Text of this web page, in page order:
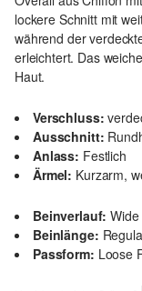
lockere Schnitt mit
während der
erleichtert. Das
Haut.
Verschluss:
Ausschnitt:
Anlass: Festlich
Ärmel: Kurzarm,
Beinverlauf:
Beinlänge:
Passform: Loose